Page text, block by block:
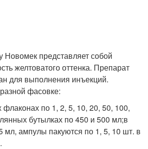
представляет собой
желтоватого оттенка. Препарат
для выполнения инъекций.
фасовке:
по 1, 2, 5, 10, 20, 50, 100,
бутылках по 450 и 500 мл;в
мл, ампулы пакуются по 1, 5, 10 шт. в